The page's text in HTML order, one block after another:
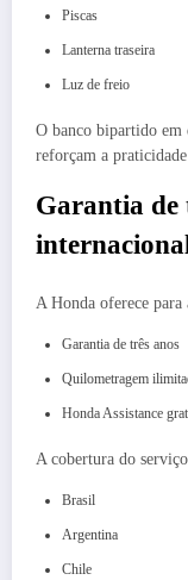
Piscas
Lanterna traseira
Luz de freio
O banco bipartido em
reforçam a
Garantia de
A Honda oferece
Garantia de três anos
Quilometragem
Honda Assistance
A cobertura do
Brasil
Argentina
Chile